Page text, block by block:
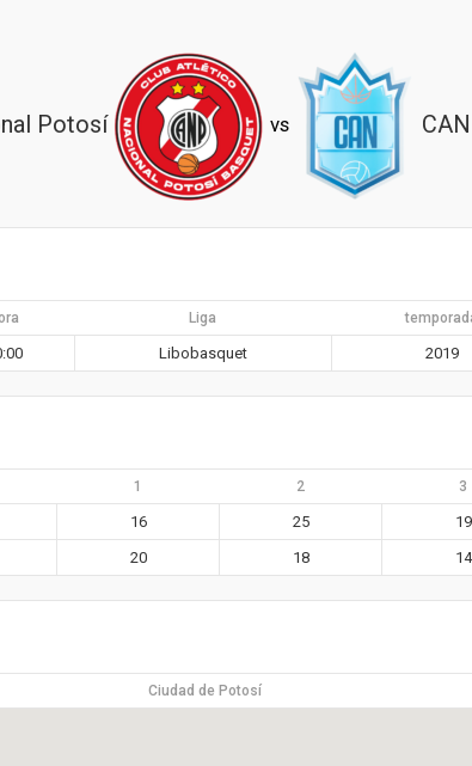
Potosí vs CAN
Liga
Libobasquet 2019
1 2 3
16 25
19
20 18 14
Ciudad de Potosí